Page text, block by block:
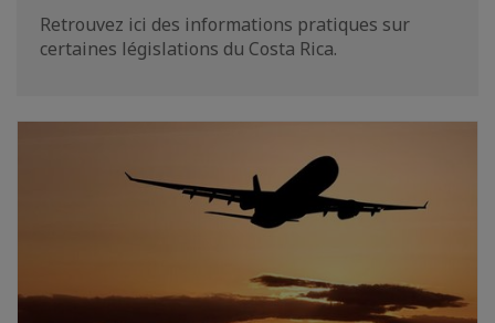
Retrouvez ici des informations pratiques sur
certaines législations du Costa Rica.